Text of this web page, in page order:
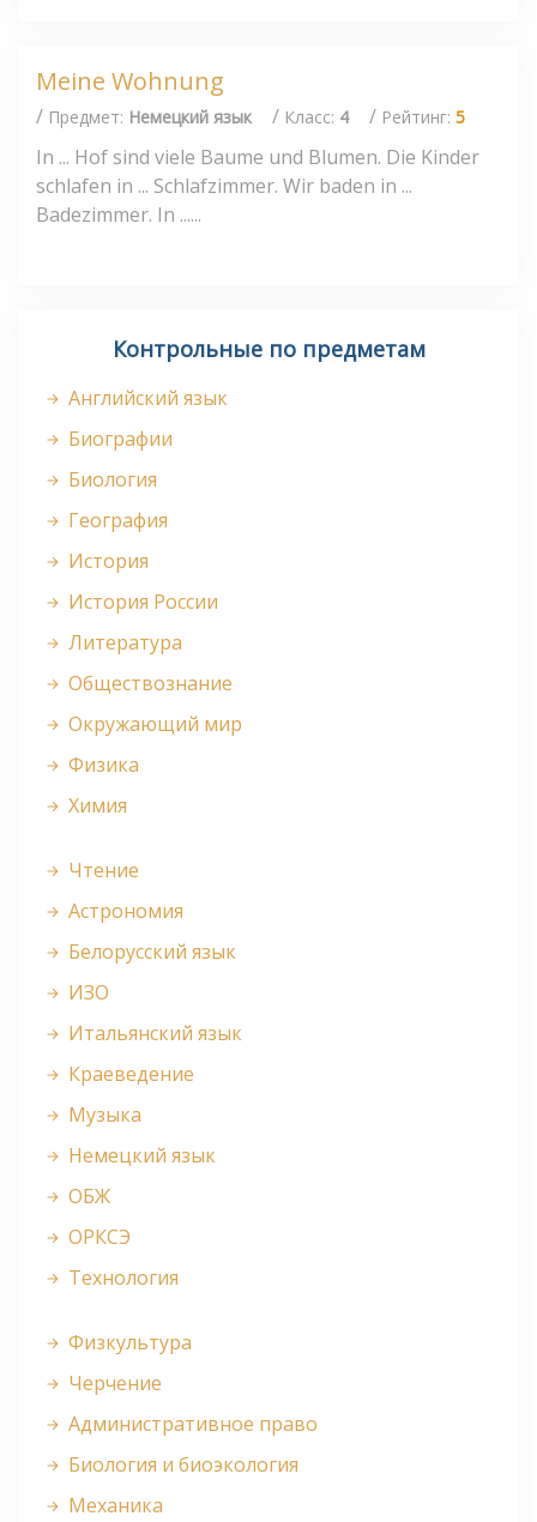
Meine Wohnung
/ Предмет: Немецкий язык / Класс: 4 / Рейтинг: 5
In ... Hof sind viele Baume und Blumen. Die Kinder
schlafen in ... Schlafzimmer. Wir baden in ...
Badezimmer. In ......
Контрольные по предметам
Английский язык
Биографии
Биология
География
История
История России
Литература
Обществознание
Окружающий мир
Физика
Химия
Чтение
Астрономия
Белорусский язык
ИЗО
Итальянский язык
Краеведение
Музыка
Немецкий язык
ОБЖ
ОРКСЭ
Технология
Физкультура
Черчение
Административное право
Биология и биоэкология
Механика